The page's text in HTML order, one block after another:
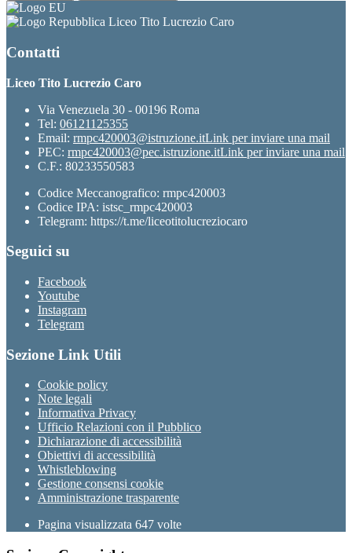
Liceo Tito Lucrezio Caro
Contatti
Liceo Tito Lucrezio Caro
Via Venezuela 30 - 00196 Roma
Tel: 06121125355
Email: rmpc420003@istruzione.itLink per inviare una mail
PEC: rmpc420003@pec.istruzione.itLink per inviare una mail
C.F.: 80233550583
Codice Meccanografico: rmpc420003
Codice IPA: istsc_rmpc420003
Telegram: https://t.me/liceotitolucreziocaro
Seguici su
Facebook
Youtube
Instagram
Telegram
Sezione Link Utili
Cookie policy
Note legali
Informativa Privacy
Ufficio Relazioni con il Pubblico
Dichiarazione di accessibilità
Obiettivi di accessibilità
Whistleblowing
Gestione consensi cookie
Amministrazione trasparente
Pagina visualizzata 647 volte